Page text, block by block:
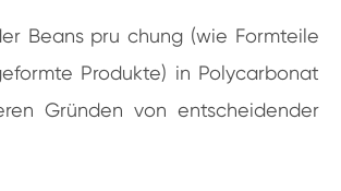
Beans pru chung (wie Formteile
Produkte) in Polycarbonat
Gründen von entscheidender